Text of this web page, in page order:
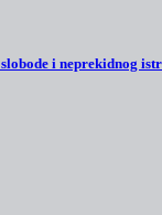
i neprekidnog